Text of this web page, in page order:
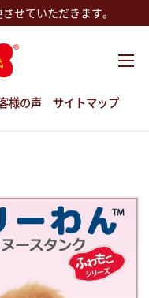
せていただきます。
様の声 サイトマップ